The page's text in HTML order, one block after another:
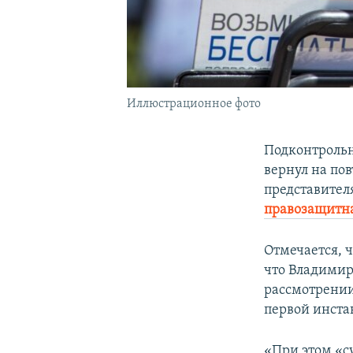
Иллюстрационное фото
вернул на
Отмечается,
что
первой